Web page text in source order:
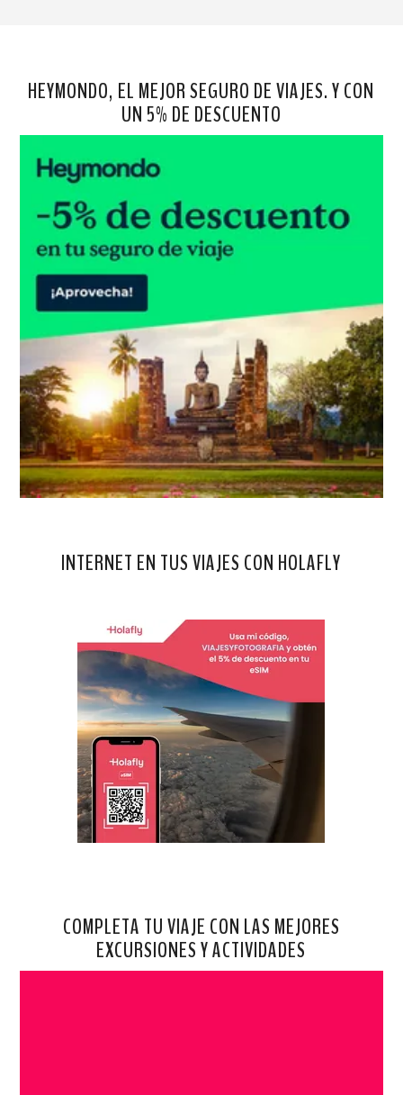
HEYMONDO, EL MEJOR SEGURO DE VIAJES. Y CON
UN 5% DE DESCUENTO
INTERNET EN TUS VIAJES CON HOLAFLY
COMPLETA TU VIAJE CON LAS MEJORES
EXCURSIONES Y ACTIVIDADES